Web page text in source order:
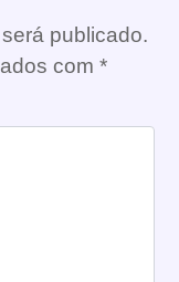
publicado.
com *